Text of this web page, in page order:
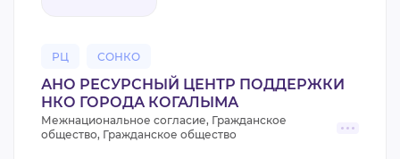
РЦ СОНКО
АНО РЕСУРСНЫЙ ЦЕНТР ПОДДЕРЖКИ
НКО ГОРОДА КОГАЛЫМА
Межнациональное согласие, Гражданское
общество, Гражданское общество